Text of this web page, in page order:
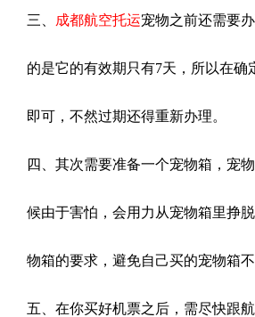
三、 成都航空托运宠物之前还需要
的是它的有效期只有7天，所以在确
即可，不然过期还得重新办理。
四、其次需要准备一个宠物箱，宠
候由于害怕，会用力从宠物箱里挣
物箱的要求，避免自己买的宠物箱不
五、在你买好机票之后，需尽快跟